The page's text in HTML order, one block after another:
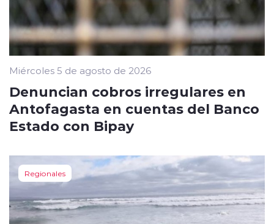
Miércoles 5 de agosto de 2026
Denuncian cobros irregulares en
Antofagasta en cuentas del Banco
Estado con Bipay
Regionales